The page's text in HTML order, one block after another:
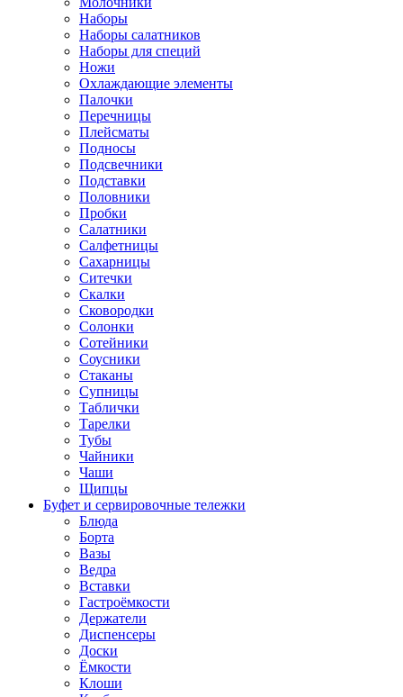
Наборы
Наборы салатников
Наборы для специй
Ножи
Охлаждающие элементы
Палочки
Перечницы
Плейсматы
Подносы
Подсвечники
Подставки
Половники
Пробки
Салатники
Салфетницы
Сахарницы
Ситечки
Скалки
Сковородки
Солонки
Сотейники
Соусники
Стаканы
Супницы
Таблички
Тарелки
Тубы
Чайники
Чаши
Щипцы
Буфет и сервировочные тележки
Блюда
Борта
Вазы
Ведра
Вставки
Гастроёмкости
Держатели
Диспенсеры
Доски
Ёмкости
Клоши